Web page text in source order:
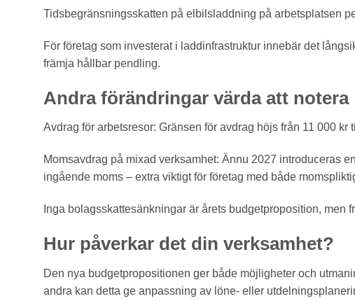
Tidsbegränsningsskatten på elbilsladdning på arbetsplatsen
För företag som investerat i laddinfrastruktur innebär det
främja hållbar pendling.
Andra förändringar värda att notera
Avdrag för arbetsresor: Gränsen för avdrag höjs från 11 000 kr
Momsavdrag på mixad verksamhet: Ännu 2027 introduceras
ingående moms – extra viktigt för företag med både
Inga bolagsskattesänkningar är årets budgetproposition, men
Hur påverkar det din verksamhet?
Den nya budgetpropositionen ger både möjligheter och
andra kan detta ge anpassning av löne- eller